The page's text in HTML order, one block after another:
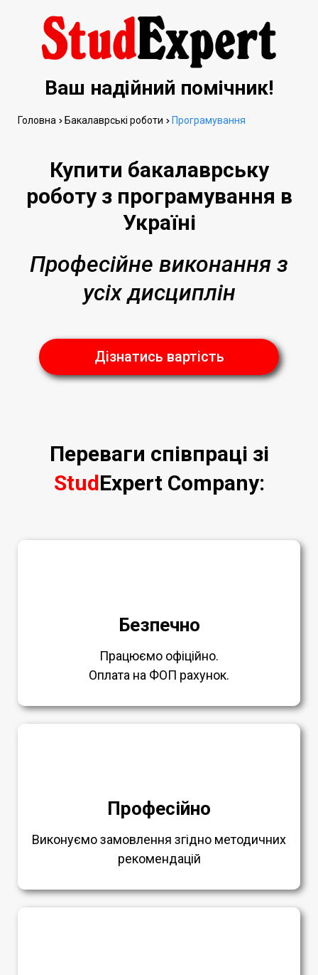
Ваш надійний помічник!
Купити бакалаврську
роботу з програмування в
Україні
Професійне виконання з
усіх дисциплін
Дізнатись вартість
Головна Бакалаврські роботи Програмування
Переваги співпраці зі
StudExpert Company:
Безпечно
Працюємо офіційно.
Оплата на ФОП рахунок.
Професійно
Виконуємо замовлення згідно методичних
рекомендацій